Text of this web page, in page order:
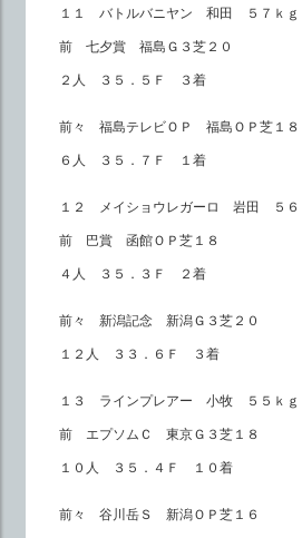
１１ バトルバニヤン 和田 ５７ｋｇ
前 七夕賞 福島Ｇ３芝２０
２人 ３５．５Ｆ ３着
前々 福島テレビＯＰ 福島ＯＰ芝１８
６人 ３５．７Ｆ １着
１２ メイショウレガーロ 岩田 ５６
前 巴賞 函館ＯＰ芝１８
４人 ３５．３Ｆ ２着
前々 新潟記念 新潟Ｇ３芝２０
１２人 ３３．６Ｆ ３着
１３ ラインプレアー 小牧 ５５ｋｇ
前 エプソムＣ 東京Ｇ３芝１８
１０人 ３５．４Ｆ １０着
前々 谷川岳Ｓ 新潟ＯＰ芝１６